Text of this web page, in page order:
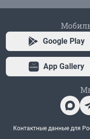
Google Play
App Gallery
Контактные данные для